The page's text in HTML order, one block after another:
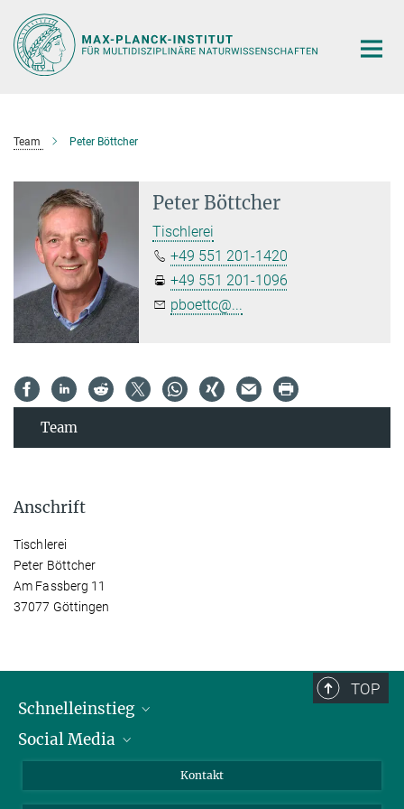
Hauptinhalt
Team Peter Böttcher
Peter Böttcher
Tischlerei
+49 551 201-1420
+49 551 201-1096
pboettc@...
Team
Anschrift
Tischlerei
Peter Böttcher
Am Fassberg 11
37077 Göttingen
TOP
Schnelleinstieg
Alumni
Social Media
Kontakt